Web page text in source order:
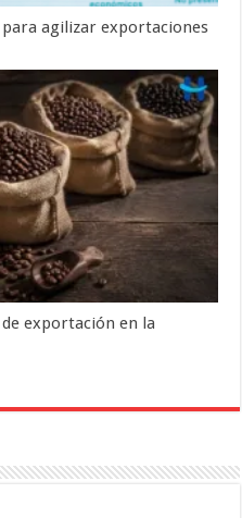
agilizar exportaciones
exportación en la